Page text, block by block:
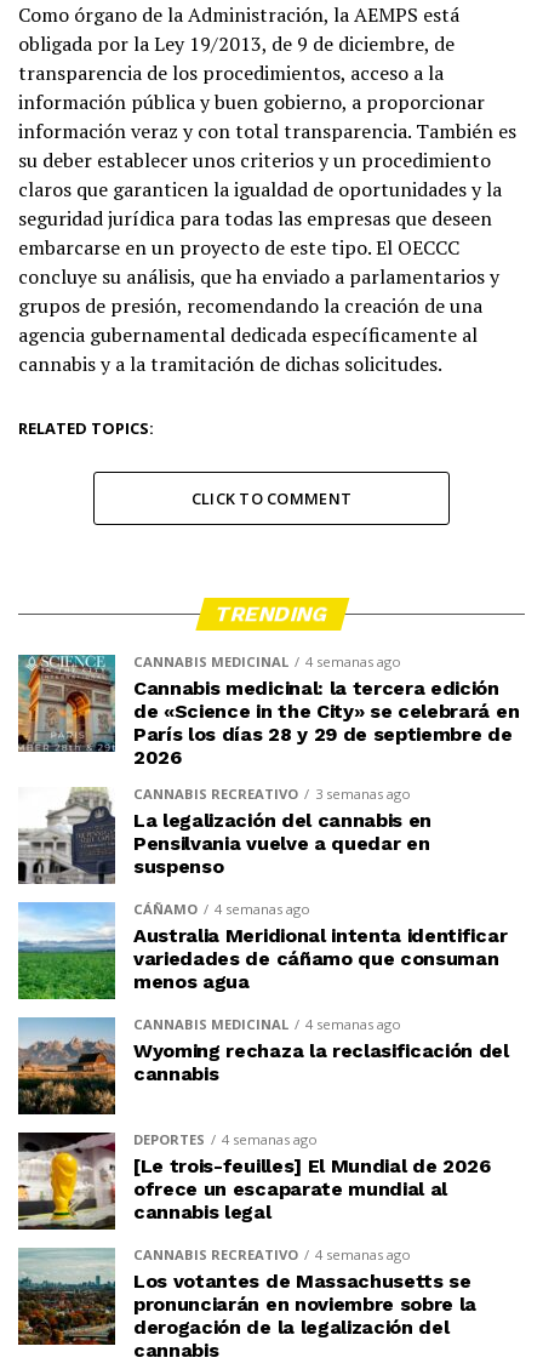
Como órgano de la Administración, la AEMPS está
obligada por la Ley 19/2013, de 9 de diciembre, de
transparencia de los procedimientos, acceso a la
información pública y buen gobierno, a proporcionar
información veraz y con total transparencia. También es
su deber establecer unos criterios y un procedimiento
claros que garanticen la igualdad de oportunidades y la
seguridad jurídica para todas las empresas que deseen
embarcarse en un proyecto de este tipo. El OECCC
concluye su análisis, que ha enviado a parlamentarios y
grupos de presión, recomendando la creación de una
agencia gubernamental dedicada específicamente al
cannabis y a la tramitación de dichas solicitudes.
RELATED TOPICS:
CLICK TO COMMENT
TRENDING
CANNABIS MEDICINAL 4 semanas ago
Cannabis medicinal: la tercera edición
de «Science in the City» se celebrará en
París los días 28 y 29 de septiembre de
2026
CANNABIS RECREATIVO 3 semanas ago
La legalización del cannabis en
Pensilvania vuelve a quedar en
suspenso
CÁÑAMO 4 semanas ago
Australia Meridional intenta identificar
variedades de cáñamo que consuman
menos agua
CANNABIS MEDICINAL 4 semanas ago
Wyoming rechaza la reclasificación del
cannabis
DEPORTES 4 semanas ago
[Le trois-feuilles] El Mundial de 2026
ofrece un escaparate mundial al
cannabis legal
CANNABIS RECREATIVO 4 semanas ago
Los votantes de Massachusetts se
pronunciarán en noviembre sobre la
derogación de la legalización del
cannabis